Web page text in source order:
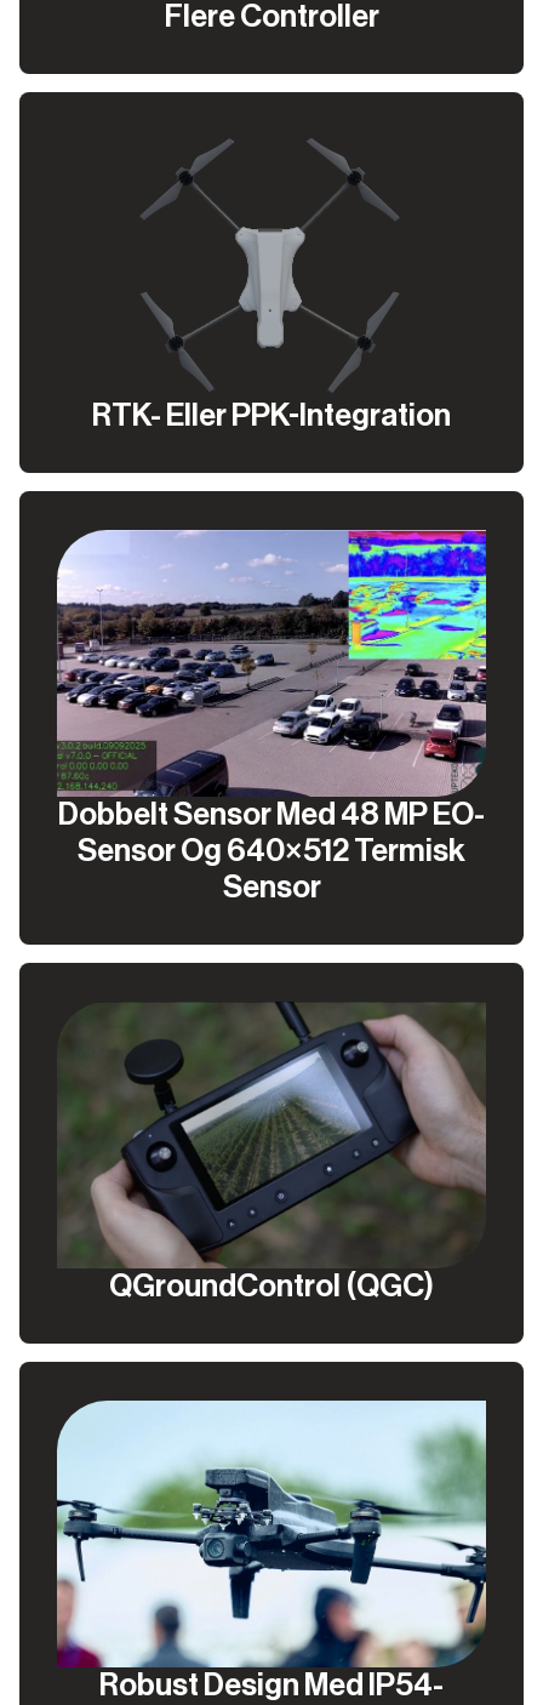
Flere Controller
RTK- Eller PPK-Integration
Dobbelt Sensor Med 48 MP EO-
Sensor Og 640×512 Termisk
Sensor
QGroundControl (QGC)
Robust Design Med IP54-